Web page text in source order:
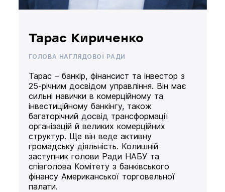
Тарас Кириченко
ГОЛОВА НАГЛЯДОВОЇ РАДИ
Тарас – банкір, фінансист та інвестор з
25-річним досвідом управління. Він має
сильні навички в комерційному та
інвестиційному банкінгу, також
багаторічний досвід трансформації
організацій й великих комерційних
структур. Ще він веде активну
громадську діяльність. Колишній
заступник голови Ради НАБУ та
співголова Комітету з банківського
фінансу Американської торговельної
палати.